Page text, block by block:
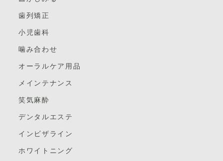
・かため
に硬く、歯垢をしっかり落とすのに効果的です。
ただし、歯や歯茎に過度の負担をかけ、傷つける可
能性があるため、力加減には注意が必要です。
をしたい人には適しています。
基本的には「ふつう」か「やわらかめ」をお勧め
します。
歯垢や着色を落とすことが得意なことです。
歯列矯正
小児歯科
噛み合わせ
オーラルケア用品
メインテナンス
笑気麻酔
デンタルエステ
インビザライン
ホワイトニング